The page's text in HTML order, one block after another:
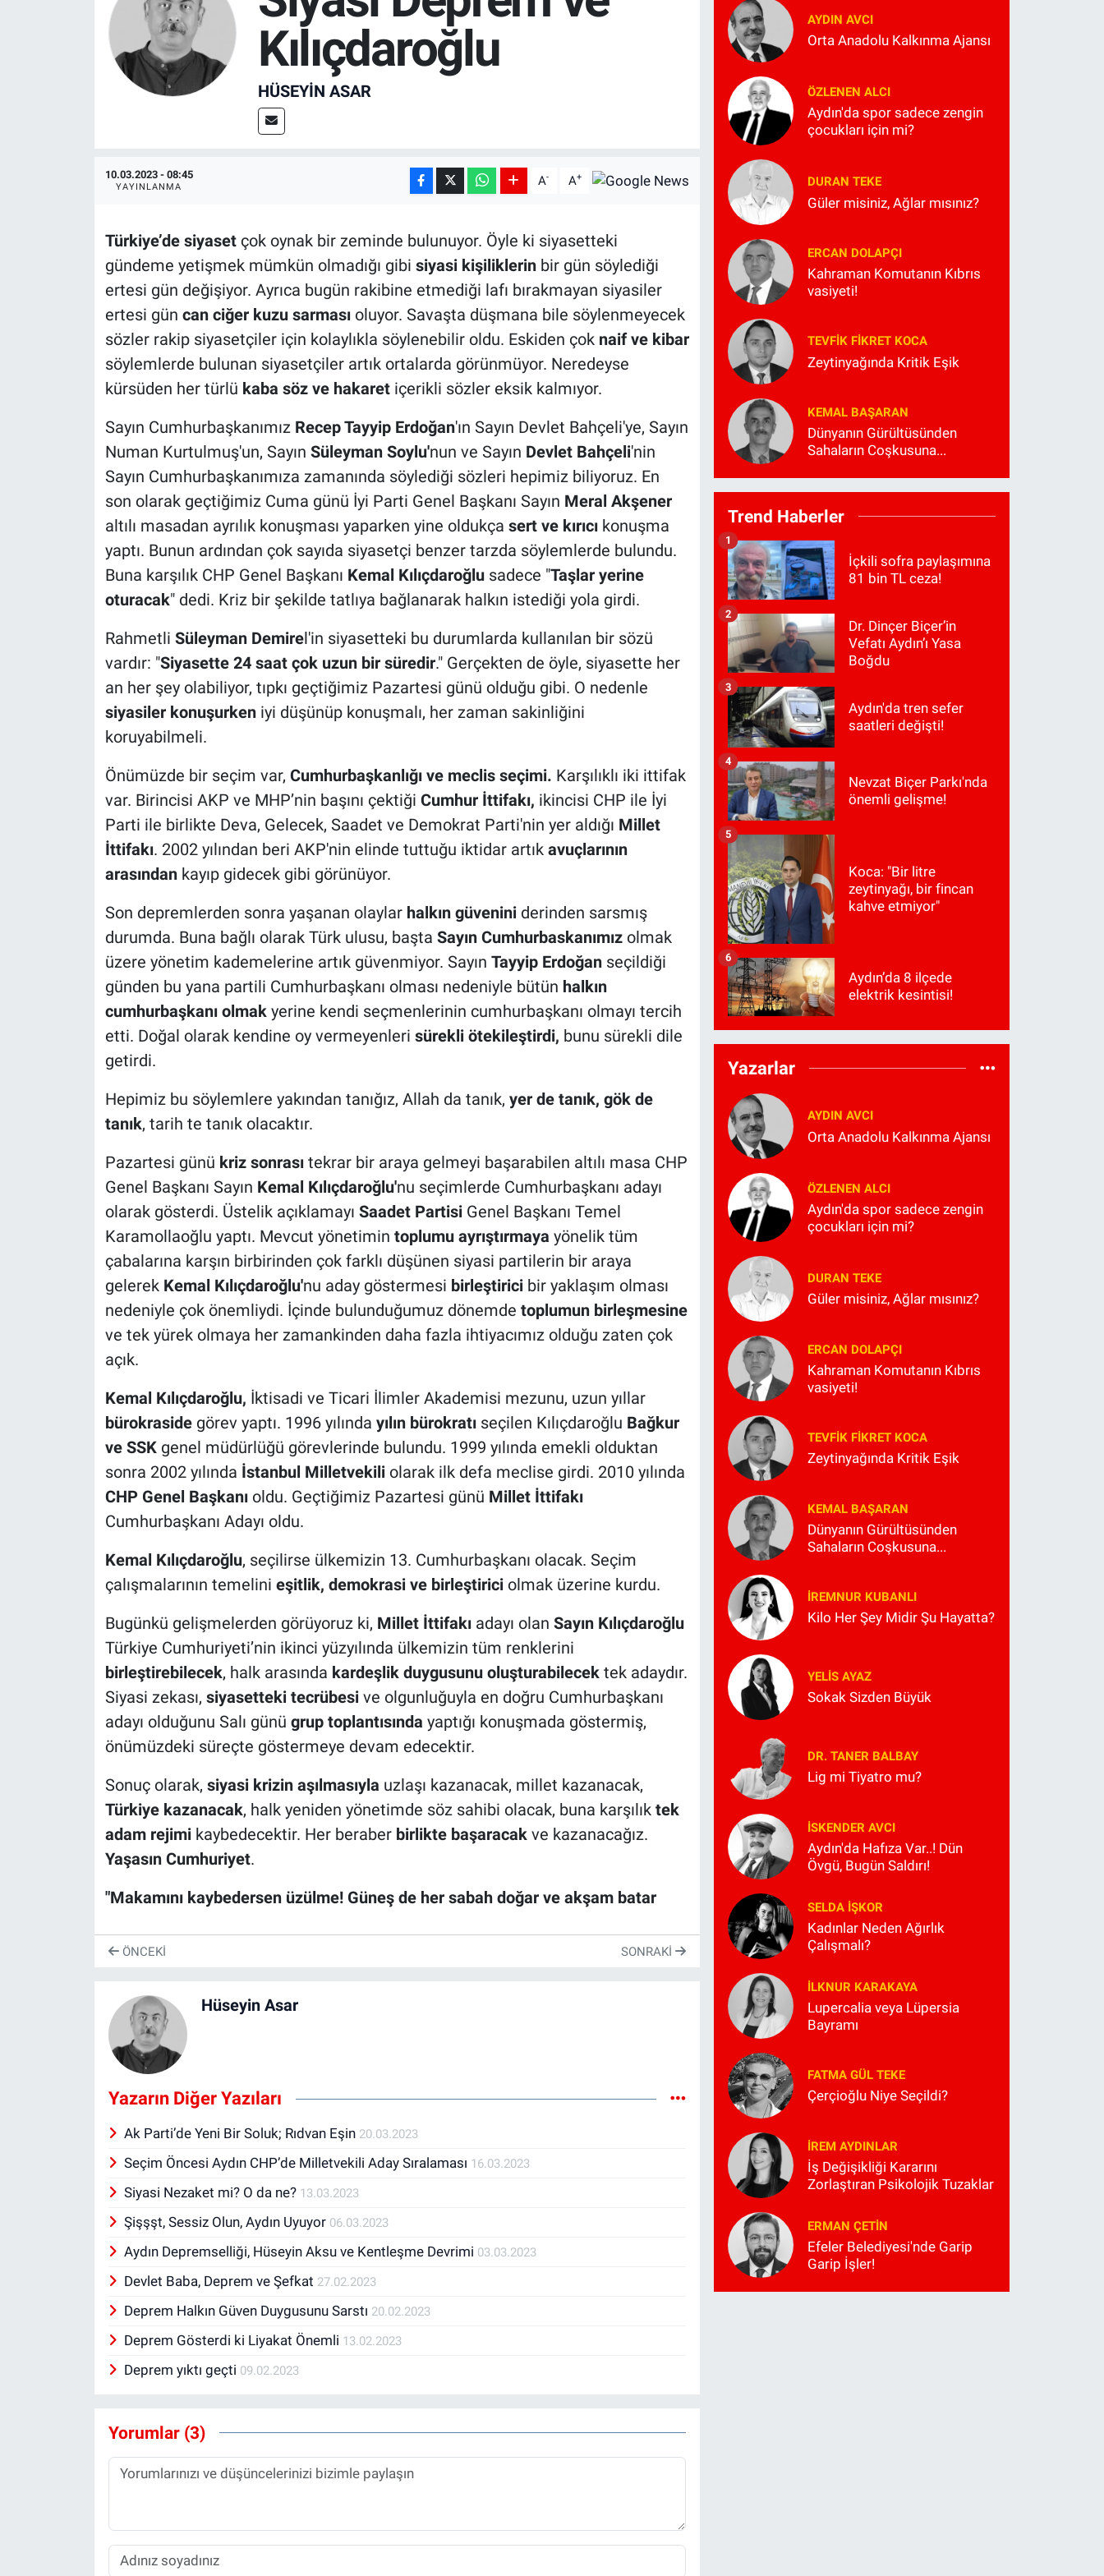
Kılıçdaroğlu
HÜSEYIN ASAR
10.03.2023 - 08:45
YAYINLANMA A- A+
Türkiye’de siyasetçok oynak bir zeminde bulunuyor. Öyle ki siyasetteki
gündeme yetişmek mümkün olmadığı gibi siyasi kişiliklerinbir gün söylediği
ertesi gün değişiyor. Ayrıca bugün rakibine etmediği lafı bırakmayan siyasiler
ertesi gün can ciğer kuzu sarmasıoluyor. Savaşta düşmana bile söylenmeyecek
sözler rakip siyasetçiler için kolaylıkla söylenebilir oldu. Eskiden çoknaif ve kibar
söylemlerde bulunan siyasetçiler artık ortalarda görünmüyor. Neredeyse
kürsüden her türlü kaba söz ve hakaretiçerikli sözler eksik kalmıyor.
Sayın Cumhurbaşkanımız Recep Tayyip Erdoğan'ın Sayın Devlet Bahçeli'ye, Sayın
Numan Kurtulmuş'un, Sayın Süleyman Soylu'nun ve Sayın Devlet Bahçeli'nin
Sayın Cumhurbaşkanımıza zamanında söylediği sözleri hepimiz biliyoruz. En
son olarak geçtiğimiz Cuma günü İyi Parti Genel Başkanı Sayın Meral Akşener
altılı masadan ayrılık konuşması yaparken yine oldukça sert ve kırıcıkonuşma
yaptı. Bunun ardından çok sayıda siyasetçi benzer tarzda söylemlerde bulundu.
Buna karşılık CHP Genel Başkanı Kemal Kılıçdaroğlusadece "Taşlar yerine
oturacak" dedi. Kriz bir şekilde tatlıya bağlanarak halkın istediği yola girdi.
Rahmetli Süleyman Demirel'in siyasetteki bu durumlarda kullanılan bir sözü
vardır: "Siyasette 24 saat çok uzun bir süredir." Gerçekten de öyle, siyasette her
an her şey olabiliyor, tıpkı geçtiğimiz Pazartesi günü olduğu gibi. O nedenle
siyasiler konuşurkeniyi düşünüp konuşmalı, her zaman sakinliğini
koruyabilmeli.
Önümüzde bir seçim var, Cumhurbaşkanlığı ve meclis seçimi. Karşılıklı iki ittifak
var. Birincisi AKP ve MHP’nin başını çektiği Cumhur İttifakı, ikincisi CHP ile İyi
Parti ile birlikte Deva, Gelecek, Saadet ve Demokrat Parti'nin yer aldığı Millet
İttifakı. 2002 yılından beri AKP'nin elinde tuttuğu iktidar artık avuçlarının
arasındankayıp gidecek gibi görünüyor.
Son depremlerden sonra yaşanan olaylar halkın güveniniderinden sarsmış
durumda. Buna bağlı olarak Türk ulusu, başta Sayın Cumhurbaskanımızolmak
üzere yönetim kademelerine artık güvenmiyor. Sayın Tayyip Erdoğanseçildiği
günden bu yana partili Cumhurbaşkanı olması nedeniyle bütün halkın
cumhurbaşkanı olmakyerine kendi seçmenlerinin cumhurbaşkanı olmayı tercih
etti. Doğal olarak kendine oy vermeyenleri sürekli ötekileştirdi, bunu sürekli dile
getirdi.
Hepimiz bu söylemlere yakından tanığız, Allah da tanık, yer de tanık, gök de
tanık, tarih te tanık olacaktır.
Pazartesi günü kriz sonrasıtekrar bir araya gelmeyi başarabilen altılı masa CHP
Genel Başkanı Sayın Kemal Kılıçdaroğlu'nu seçimlerde Cumhurbaşkanı adayı
olarak gösterdi. Üstelik açıklamayı Saadet PartisiGenel Başkanı Temel
Karamollaoğlu yaptı. Mevcut yönetimin toplumu ayrıştırmaya yönelik tüm
çabalarına karşın birbirinden çok farklı düşünen siyasi partilerin bir araya
gelerek Kemal Kılıçdaroğlu'nu aday göstermesi birleştiricibir yaklaşım olması
nedeniyle çok önemliydi. İçinde bulunduğumuz dönemde toplumun birleşmesine
ve tek yürek olmaya her zamankinden daha fazla ihtiyacımız olduğu zaten çok
açık.
Kemal Kılıçdaroğlu, İktisadi ve Ticari İlimler Akademisi mezunu, uzun yıllar
bürokrasidegörev yaptı. 1996 yılında yılın bürokratıseçilen Kılıçdaroğlu Bağkur
ve SSKgenel müdürlüğü görevlerinde bulundu. 1999 yılında emekli olduktan
sonra 2002 yılında İstanbul Milletvekili olarak ilk defa meclise girdi. 2010 yılında
CHP Genel Başkanıoldu. Geçtiğimiz Pazartesi günü Millet İttifakı
Cumhurbaşkanı Adayı oldu.
Kemal Kılıçdaroğlu, seçilirse ülkemizin 13. Cumhurbaşkanı olacak. Seçim
çalışmalarının temelini eşitlik, demokrasi ve birleştiriciolmak üzerine kurdu.
Bugünkü gelişmelerden görüyoruz ki, Millet İttifakı adayı olan Sayın Kılıçdaroğlu
Türkiye Cumhuriyeti’nin ikinci yüzyılında ülkemizin tüm renklerini
birleştirebilecek, halk arasında kardeşlik duygusunu oluşturabilecektek adaydır.
Siyasi zekası, siyasetteki tecrübesive olgunluğuyla en doğru Cumhurbaşkanı
adayı olduğunu Salı günü grup toplantısında yaptığı konuşmada göstermiş,
önümüzdeki süreçte göstermeye devam edecektir.
Sonuç olarak, siyasi krizin aşılmasıyla uzlaşı kazanacak, millet kazanacak,
Türkiye kazanacak, halk yeniden yönetimde söz sahibi olacak, buna karşılık tek
adam rejimikaybedecektir. Her beraber birlikte başaracakve kazanacağız.
Yaşasın Cumhuriyet.
"Makamını kaybedersen üzülme! Güneş de her sabah doğar ve akşam batar
ÖNCEKI SONRAKI
Hüseyin Asar
Yazarın Diğer Yazıları
Ak Parti’de Yeni Bir Soluk; Rıdvan Eşin 20.03.2023
Seçim Öncesi Aydın CHP’de Milletvekili Aday Sıralaması 16.03.2023
Siyasi Nezaket mi? O da ne? 13.03.2023
Şişşşt, Sessiz Olun, Aydın Uyuyor 06.03.2023
Aydın Depremselliği, Hüseyin Aksu ve Kentleşme Devrimi 03.03.2023
Devlet Baba, Deprem ve Şefkat 27.02.2023
Deprem Halkın Güven Duygusunu Sarstı 20.02.2023
Deprem Gösterdi ki Liyakat Önemli 13.02.2023
Deprem yıktı geçti 09.02.2023
Yorumlar (3)
AYDIN AVCI
Orta Anadolu Kalkınma Ajansı
ÖZLENEN ALCI
Aydın'da spor sadece zengin
çocukları için mi?
DURAN TEKE
Güler misiniz, Ağlar mısınız?
ERCAN DOLAPÇI
Kahraman Komutanın Kıbrıs
vasiyeti!
TEVFIK FIKRET KOCA
Zeytinyağında Kritik Eşik
KEMAL BAŞARAN
Dünyanın Gürültüsünden
Sahaların Coşkusuna...
Trend Haberler
İçkili sofra paylaşımına
81 bin TL ceza!
1
Dr. Dinçer Biçer’in
Vefatı Aydın’ı Yasa
Boğdu
2
Aydın'da tren sefer
saatleri değişti!
3
Nevzat Biçer Parkı'nda
önemli gelişme!
4
Koca: "Bir litre
zeytinyağı, bir fincan
kahve etmiyor"
5
Aydın’da 8 ilçede
elektrik kesintisi!
6
Yazarlar
AYDIN AVCI
Orta Anadolu Kalkınma Ajansı
ÖZLENEN ALCI
Aydın'da spor sadece zengin
çocukları için mi?
DURAN TEKE
Güler misiniz, Ağlar mısınız?
ERCAN DOLAPÇI
Kahraman Komutanın Kıbrıs
vasiyeti!
TEVFIK FIKRET KOCA
Zeytinyağında Kritik Eşik
KEMAL BAŞARAN
Dünyanın Gürültüsünden
Sahaların Coşkusuna...
İREMNUR KUBANLI
Kilo Her Şey Midir Şu Hayatta?
YELIS AYAZ
Sokak Sizden Büyük
DR. TANER BALBAY
Lig mi Tiyatro mu?
İSKENDER AVCI
Aydın'da Hafıza Var..! Dün
Övgü, Bugün Saldırı!
SELDA İŞKOR
Kadınlar Neden Ağırlık
Çalışmalı?
İLKNUR KARAKAYA
Lupercalia veya Lüpersia
Bayramı
FATMA GÜL TEKE
Çerçioğlu Niye Seçildi?
İREM AYDINLAR
İş Değişikliği Kararını
Zorlaştıran Psikolojik Tuzaklar
ERMAN ÇETIN
Efeler Belediyesi'nde Garip
Garip İşler!
RESMİ İLANLAR